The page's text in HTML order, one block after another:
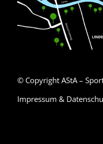
© Copyright AStA –
Impressum &